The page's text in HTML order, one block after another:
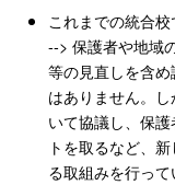
これまでの統合校
--> 保護者や地域
等の見直しを含
はありません。
いて協議し、保
トを取るなど、
る取組みを行って